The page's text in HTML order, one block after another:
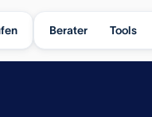
Berater Tools